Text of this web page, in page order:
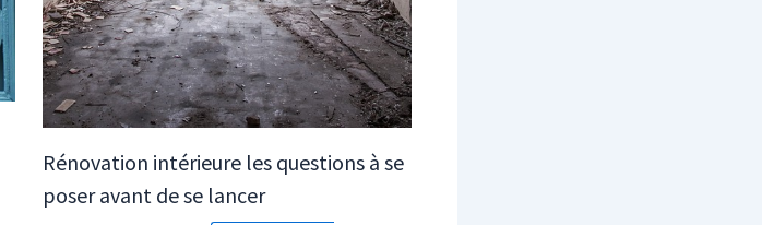
Rénovation intérieure les questions à se
poser avant de se lancer